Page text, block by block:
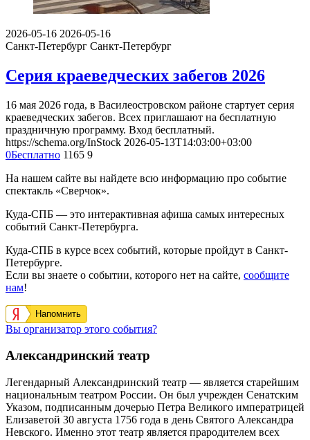
2026-05-16 2026-05-16
Санкт-Петербург Санкт-Петербург
Серия краеведческих забегов 2026
16 мая 2026 года, в Василеостровском районе стартует серия
краеведческих забегов. Всех приглашают на бесплатную
праздничную программу. Вход бесплатный.
https://schema.org/InStock 2026-05-13T14:03:00+03:00
0Бесплатно 1165 9
На нашем сайте вы найдете всю информацию про событие
спектакль «Сверчок».
Куда-СПБ — это интерактивная афиша самых интересных
событий Санкт-Петербурга.
Куда-СПБ в курсе всех событий, которые пройдут в Санкт-
Петербурге.
Если вы знаете о событии, которого нет на сайте, сообщите
нам!
Напомнить
Вы организатор этого события?
Александринский театр
Легендарный Александринский театр — является старейшим
национальным театром России. Он был учрежден Сенатским
Указом, подписанным дочерью Петра Великого императрицей
Елизаветой 30 августа 1756 года в день Святого Александра
Невского. Именно этот театр является прародителем всех